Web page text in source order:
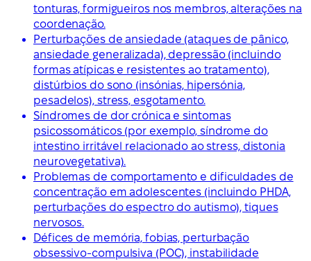
tonturas, formigueiros nos membros, alterações na
coordenação.
Perturbações de ansiedade (ataques de pânico,
ansiedade generalizada), depressão (incluindo
formas atípicas e resistentes ao tratamento),
distúrbios do sono (insónias, hipersónia,
pesadelos), stress, esgotamento.
Síndromes de dor crónica e sintomas
psicossomáticos (por exemplo, síndrome do
intestino irritável relacionado ao stress, distonia
neurovegetativa).
Problemas de comportamento e dificuldades de
concentração em adolescentes (incluindo PHDA,
perturbações do espectro do autismo), tiques
nervosos.
Défices de memória, fobias, perturbação
obsessivo-compulsiva (POC), instabilidade